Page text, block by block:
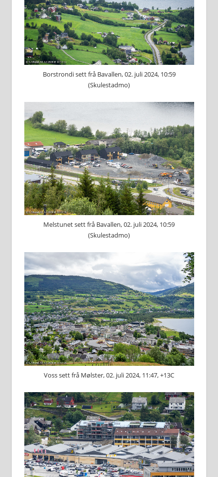
Borstrondi sett frå Bavallen, 02. juli 2024, 10:59
(Skulestadmo)
Melstunet sett frå Bavallen, 02. juli 2024, 10:59
(Skulestadmo)
Voss sett frå Mølster, 02. juli 2024, 11:47, +13C